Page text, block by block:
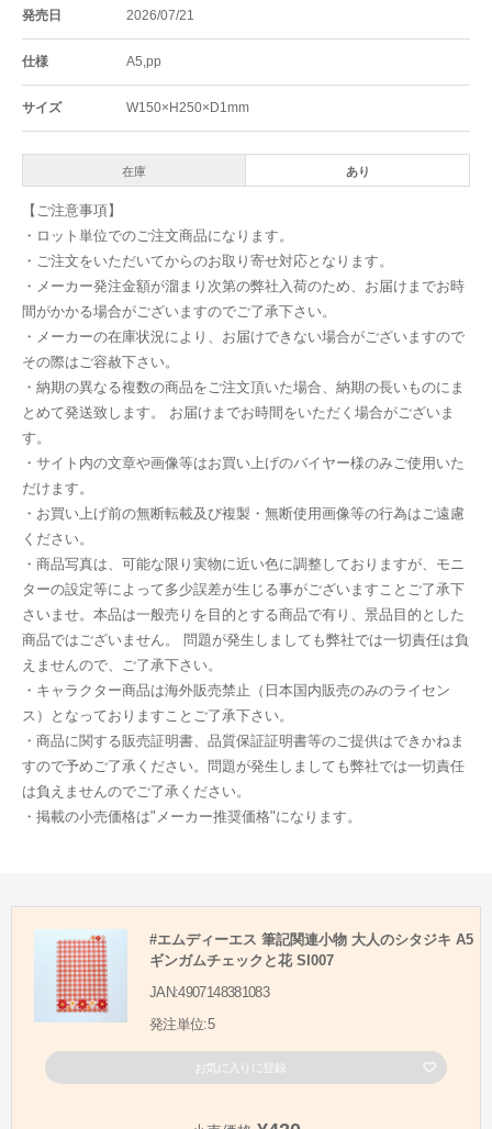
発売日 2026/07/21
仕様 A5,pp
サイズ W150×H250×D1mm
在庫 あり
【ご注意事項】
・ロット単位でのご注文商品になります。
・ご注文をいただいてからのお取り寄せ対応となります。
・メーカー発注金額が溜まり次第の弊社入荷のため、お届けまでお時
間がかかる場合がございますのでご了承下さい。
・メーカーの在庫状況により、お届けできない場合がございますので
その際はご容赦下さい。
・納期の異なる複数の商品をご注文頂いた場合、納期の長いものにま
とめて発送致します。 お届けまでお時間をいただく場合がございま
す。
・サイト内の文章や画像等はお買い上げのバイヤー様のみご使用いた
だけます。
・お買い上げ前の無断転載及び複製・無断使用画像等の行為はご遠慮
ください。
・商品写真は、可能な限り実物に近い色に調整しておりますが、モニ
ターの設定等によって多少誤差が生じる事がございますことご了承下
さいませ。本品は一般売りを目的とする商品で有り、景品目的とした
商品ではございません。 問題が発生しましても弊社では一切責任は負
えませんので、ご了承下さい。
・キャラクター商品は海外販売禁止（日本国内販売のみのライセン
ス）となっておりますことご了承下さい。
・商品に関する販売証明書、品質保証証明書等のご提供はできかねま
すので予めご了承ください。問題が発生しましても弊社では一切責任
は負えませんのでご了承ください。
・掲載の小売価格は"メーカー推奨価格"になります。
#エムディーエス 筆記関連小物 大人のシタジキ A5
ギンガムチェックと花 SI007
JAN:4907148381083
発注単位:5
お気に入りに登録